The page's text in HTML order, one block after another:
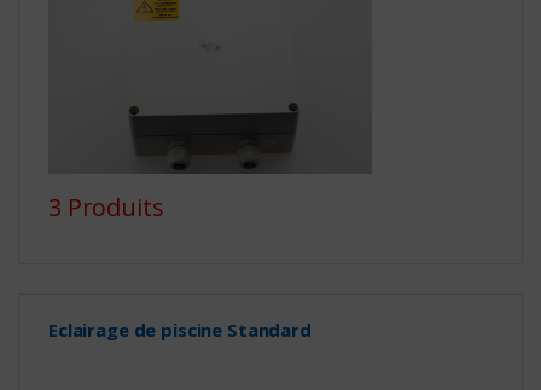
3 Produits
Eclairage de piscine Standard